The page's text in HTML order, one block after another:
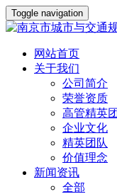
Toggle navigation
网站首页
关于我们
公司简介
荣誉资质
高管精英
企业文化
精英团队
价值理念
新闻资讯
全部